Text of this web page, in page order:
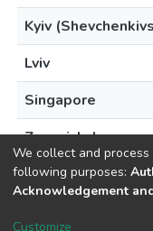
Kyiv
Lviv
Singapore
Zaporizhzhya
DSpace software
We collect and
following purposes:
Acknowledgement
Customize